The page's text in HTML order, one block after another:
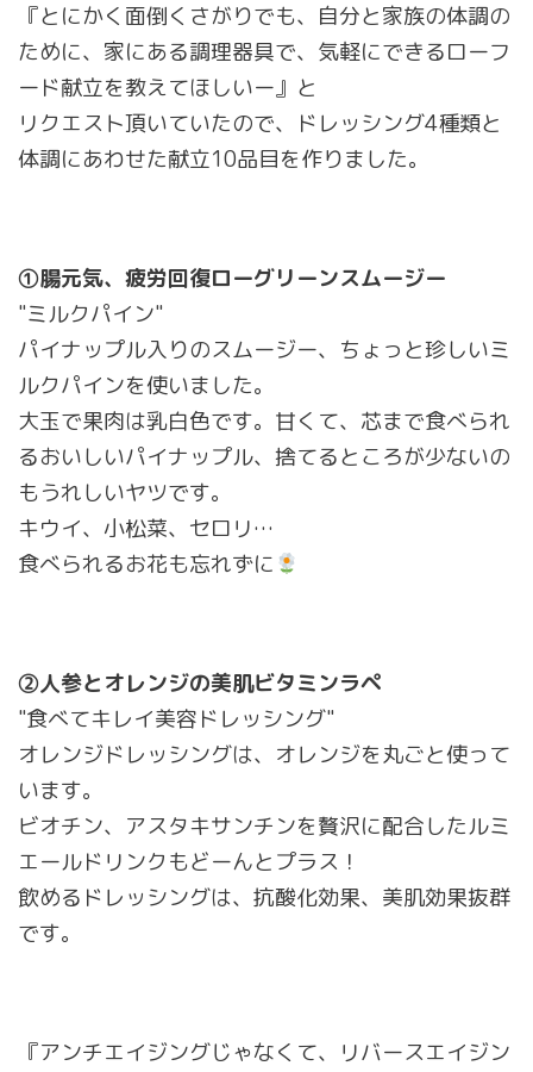
『とにかく面倒くさがりでも、自分と家族の体調の
ために、家にある調理器具で、気軽にできるローフ
ード献立を教えてほしいー』と
リクエスト頂いていたので、ドレッシング4種類と
体調にあわせた献立10品目を作りました。
①腸元気、疲労回復ローグリーンスムージー
"ミルクパイン"
パイナップル入りのスムージー、ちょっと珍しいミ
ルクパインを使いました。
大玉で果肉は乳白色です。甘くて、芯まで食べられ
るおいしいパイナップル、捨てるところが少ないの
もうれしいヤツです。
キウイ、小松菜、セロリ…
食べられるお花も忘れずに
②人参とオレンジの美肌ビタミンラペ
"食べてキレイ美容ドレッシング"
オレンジドレッシングは、オレンジを丸ごと使って
います。
ビオチン、アスタキサンチンを贅沢に配合したルミ
エールドリンクもどーんとプラス！
飲めるドレッシングは、抗酸化効果、美肌効果抜群
です。
『アンチエイジングじゃなくて、リバースエイジン